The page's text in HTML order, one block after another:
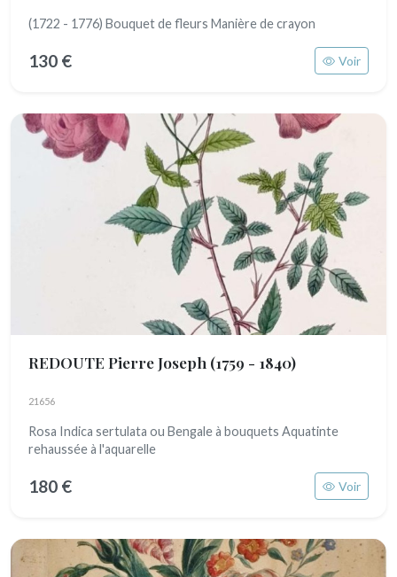
(1722 - 1776) Bouquet de fleurs Manière de crayon
130 € Voir
REDOUTE Pierre Joseph (1759 - 1840)
21656
Rosa Indica sertulata ou Bengale à bouquets Aquatinte
rehaussée à l'aquarelle
180 € Voir